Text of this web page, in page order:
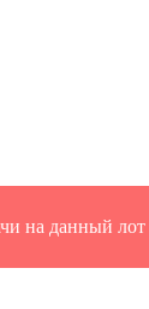
на данный лот